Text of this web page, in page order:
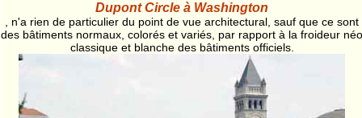
Dupont Circle à Washington
, n'a rien de particulier du point de vue architectural, sauf que ce sont
des bâtiments normaux, colorés et variés, par rapport à la froideur néo
classique et blanche des bâtiments officiels.